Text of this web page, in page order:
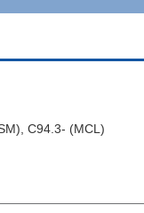
C94.3- (MCL)